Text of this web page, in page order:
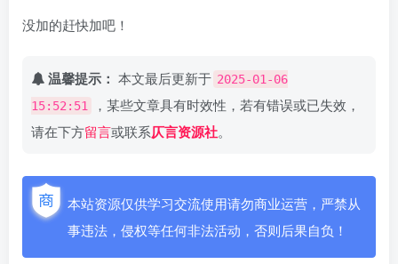
没加的赶快加吧！
温馨提示： 本文最后更新于 2025-01-06
15:52:51
，某些文章具有时效性，若有错误或已失效，
请在下方留言或联系仄言资源社。
本站资源仅供学习交流使用请勿商业运营，严禁从
事违法，侵权等任何非法活动，否则后果自负！